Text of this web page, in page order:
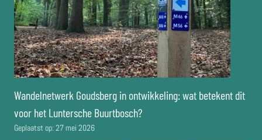
Wandelnetwerk Goudsberg in ontwikkeling: wat betekent dit
voor het Luntersche Buurtbosch?
Geplaatst op: 27 mei 2026